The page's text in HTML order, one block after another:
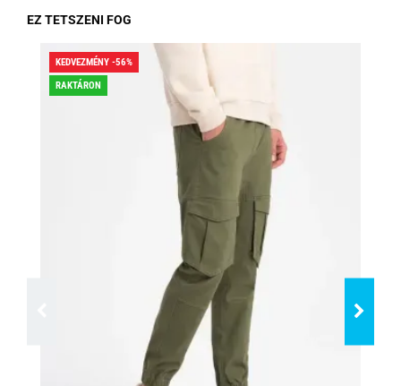
EZ TETSZENI FOG
KEDVEZMÉNY -56%
RAKTÁRON